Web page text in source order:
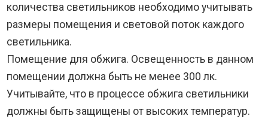
количества светильников необходимо учитывать
размеры помещения и световой поток каждого
светильника.
Помещение для обжига. Освещенность в данном
помещении должна быть не менее 300 лк.
Учитывайте, что в процессе обжига светильники
должны быть защищены от высоких температур.